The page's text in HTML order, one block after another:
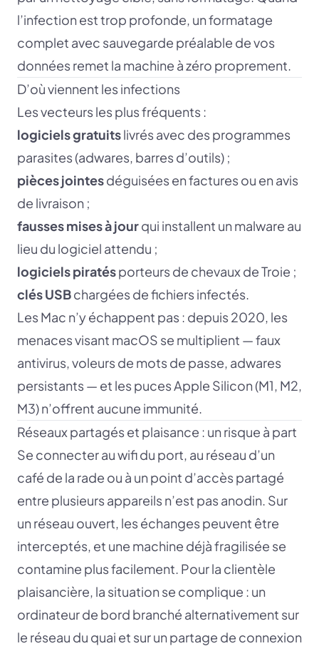
l’infection est trop profonde, un formatage
complet avec sauvegarde préalable de vos
données remet la machine à zéro proprement.
D’où viennent les infections
Les vecteurs les plus fréquents :
logiciels gratuitslivrés avec des programmes
parasites (adwares, barres d’outils) ;
pièces jointesdéguisées en factures ou en avis
de livraison ;
fausses mises à jourqui installent un malware au
lieu du logiciel attendu ;
logiciels piratésporteurs de chevaux de Troie ;
clés USBchargées de fichiers infectés.
Les Mac n’y échappent pas : depuis 2020, les
menaces visant macOS se multiplient — faux
antivirus, voleurs de mots de passe, adwares
persistants — et les puces Apple Silicon (M1, M2,
M3) n’offrent aucune immunité.
Réseaux partagés et plaisance : un risque à part
Se connecter au wifi du port, au réseau d’un
café de la rade ou à un point d’accès partagé
entre plusieurs appareils n’est pas anodin. Sur
un réseau ouvert, les échanges peuvent être
interceptés, et une machine déjà fragilisée se
contamine plus facilement. Pour la clientèle
plaisancière, la situation se complique : un
ordinateur de bord branché alternativement sur
le réseau du quai et sur un partage de connexion